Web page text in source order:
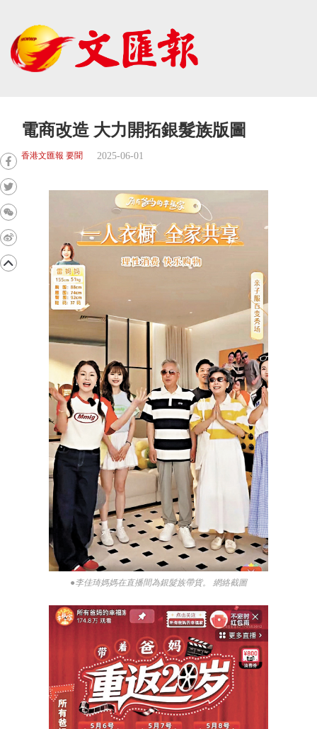
電商改造 大力開拓銀髮族版圖
香港文匯報 要聞 2025-06-01
●李佳琦媽媽在直播間為銀髮族帶貨。 網絡截圖